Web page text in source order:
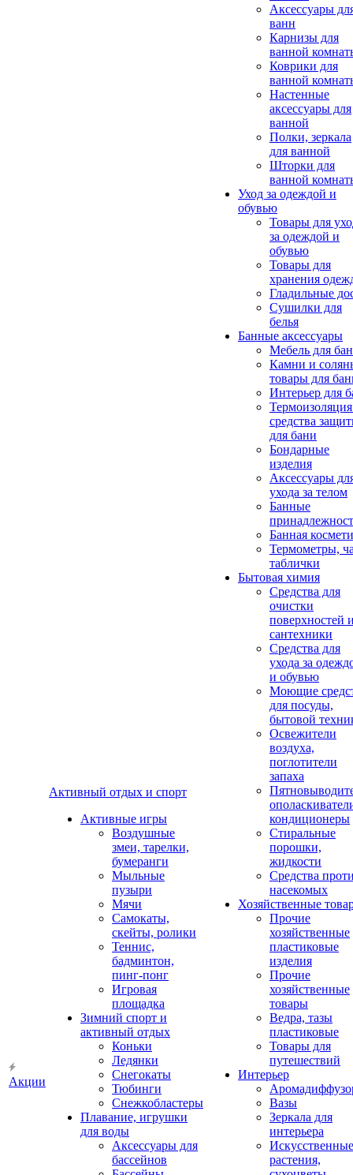
Акции
Активный отдых и спорт
Активные игры
Воздушные
змеи, тарелки,
бумеранги
Мыльные
пузыри
Мячи
Самокаты,
скейты, ролики
Теннис,
бадминтон,
пинг-понг
Игровая
площадка
Зимний спорт и
активный отдых
Коньки
Ледянки
Снегокаты
Тюбинги
Снежкобластеры
Плавание, игрушки
для воды
Аксессуары для
бассейнов
Аксессуары
ванн
Карнизы для
ванной
Коврики для
ванной
Настенные
аксессуары для
ванной
Полки, зеркала
для ванной
Шторки для
ванной
Уход за одеждой и
обувью
Товары для
за одеждой и
обувью
Товары для
хранения
Гладильные
Сушилки для
белья
Банные аксессуары
Мебель для
Камни и
товары для
Интерьер для
средства
для бани
Бондарные
изделия
Аксеcсуары
ухода за телом
Банные
Банная
Термометры,
таблички
Бытовая химия
Средства для
очистки
поверхностей
сантехники
Средства для
ухода за
и обувью
Моющие
для посуды,
бытовой
Освежители
воздуха,
поглотители
запаха
кондиционеры
Стиральные
порошки,
жидкости
Средства
насекомых
Хозяйственные
Прочие
хозяйственные
пластиковые
изделия
Прочие
хозяйственные
товары
Ведра, тазы
пластиковые
Товары для
путешествий
Интерьер
Вазы
Зеркала для
интерьера
Искусственные
растения,